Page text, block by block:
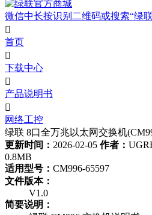
微信中长按识别二维码或搜索“绿

首页

下载中心

产品说明书

网络工控
绿联 8口全万兆以太网交换机
更新时间： 2026-02-05 作者：
0.8MB
适用型号： CM996-65597
文件版本：
V1.0
简要说明：